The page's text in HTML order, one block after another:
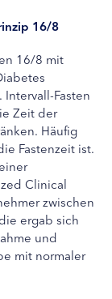
16/8
16/8 mit
Fasten
Zeit der
Häufig
Fastenzeit ist.
Clinical
zwischen
ergab sich
und
mit normaler